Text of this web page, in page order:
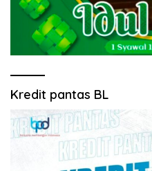
Kredit pantas BL